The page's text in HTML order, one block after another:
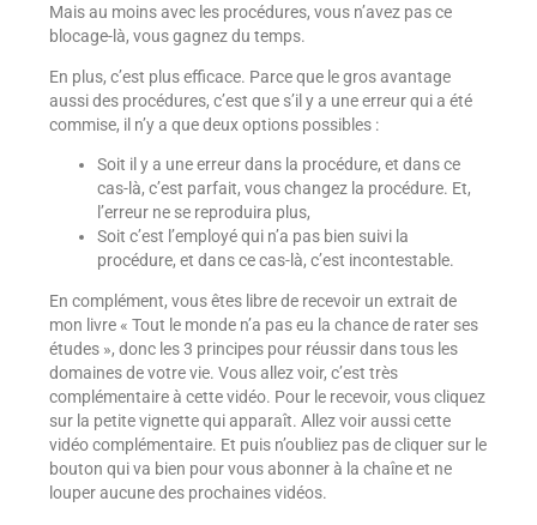
Mais au moins avec les procédures, vous n’avez pas ce
blocage-là, vous gagnez du temps.
En plus, c’est plus efficace. Parce que le gros avantage
aussi des procédures, c’est que s’il y a une erreur qui a été
commise, il n’y a que deux options possibles :
Soit il y a une erreur dans la procédure, et dans ce
cas-là, c’est parfait, vous changez la procédure. Et,
l’erreur ne se reproduira plus,
Soit c’est l’employé qui n’a pas bien suivi la
procédure, et dans ce cas-là, c’est incontestable.
En complément, vous êtes libre de recevoir un extrait de
mon livre « Tout le monde n’a pas eu la chance de rater ses
études », donc les 3 principes pour réussir dans tous les
domaines de votre vie. Vous allez voir, c’est très
complémentaire à cette vidéo. Pour le recevoir, vous cliquez
sur la petite vignette qui apparaît. Allez voir aussi cette
vidéo complémentaire. Et puis n’oubliez pas de cliquer sur le
bouton qui va bien pour vous abonner à la chaîne et ne
louper aucune des prochaines vidéos.